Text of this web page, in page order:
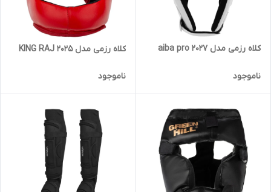
کلاه رزمی مدل aiba pro 2027
ناموجود
کلاه رزمی مدل KING RAJ 2025
ناموجود